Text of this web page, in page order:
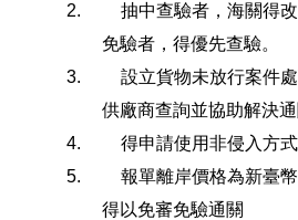
2.
抽中查驗者，海關得
免驗者，得優先查驗。
3.
設立貨物未放行案件
供廠商查詢並協助解決通
4.
得申請使用非侵入方式
5.
報單離岸價格為新臺
得以免審免驗通關